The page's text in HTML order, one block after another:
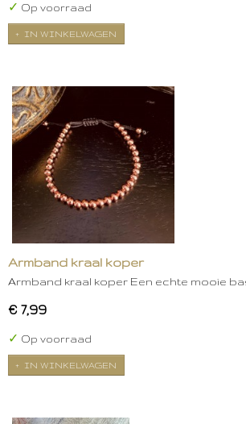
✓ Op voorraad
IN WINKELWAGEN
Armband kraal koper
Armband kraal koper Een echte mooie
€ 7,99
✓ Op voorraad
IN WINKELWAGEN